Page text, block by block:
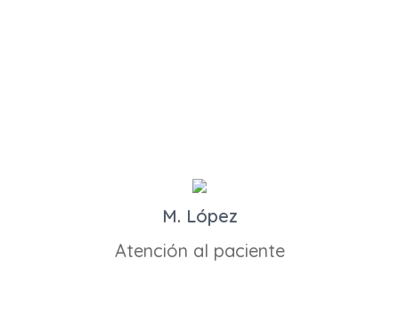
M. López
Atención al paciente